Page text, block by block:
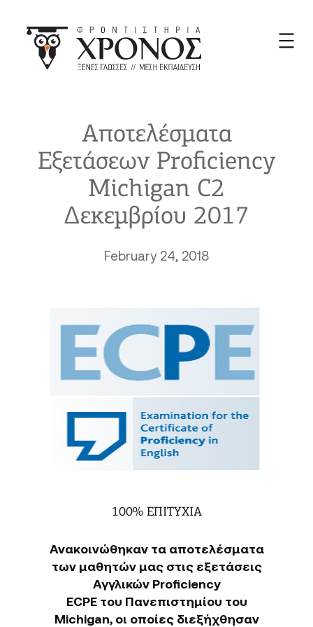
content
Αποτελέσματα
Εξετάσεων Proficiency
Michigan C2
Δεκεμβρίου 2017
February 24, 2018
100% ΕΠΙΤΥΧΙΑ
Ανακοινώθηκαν τα αποτελέσματα
των μαθητών μας στις εξετάσεις
Αγγλικών Proficiency
ECPE του Πανεπιστημίου του
Michigan, οι οποίες διεξήχθησαν